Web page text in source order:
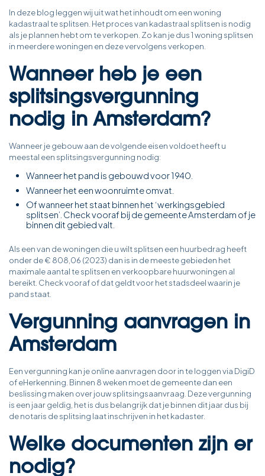
In deze blog leggen wij uit wat het inhoudt om een woning
kadastraal te splitsen. Het proces van kadastraal splitsen is nodig
als je plannen hebt om te verkopen. Zo kan je dus 1 woning splitsen
in meerdere woningen en deze vervolgens verkopen.
Wanneer heb je een
splitsingsvergunning
nodig in Amsterdam?
Wanneer je gebouw aan de volgende eisen voldoet heeft u
meestal een splitsingsvergunning nodig:
Wanneer het pand is gebouwd voor 1940.
Wanneer het een woonruimte omvat.
Of wanneer het staat binnen het ‘werkingsgebied
splitsen’. Check vooraf bij de gemeente Amsterdam of je
binnen dit gebied valt.
Als een van de woningen die u wilt splitsen een huurbedrag heeft
onder de € 808,06 (2023) dan is in de meeste gebieden het
maximale aantal te splitsen en verkoopbare huurwoningen al
bereikt. Check vooraf of dat geldt voor het stadsdeel waarin je
pand staat.
Vergunning aanvragen in
Amsterdam
Een vergunning kan je online aanvragen door in te loggen via DigiD
of eHerkenning. Binnen 8 weken moet de gemeente dan een
beslissing maken over jouw splitsingsaanvraag. Deze vergunning
is een jaar geldig, het is dus belangrijk dat je binnen dit jaar dus bij
de notaris de splitsing laat inschrijven in het kadaster.
Welke documenten zijn er
nodig?